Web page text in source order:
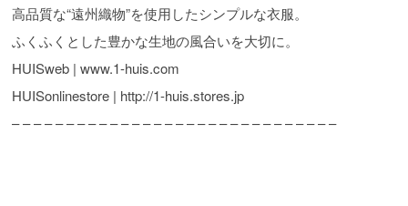
高品質な“遠州織物”を使用したシンプルな衣服。
ふくふくとした豊かな生地の風合いを大切に。
HUISweb | www.1-huis.com
HUISonlinestore | http://1-huis.stores.jp
– – – – – – – – – – – – – – – – – – – – – – – – – – – – – –